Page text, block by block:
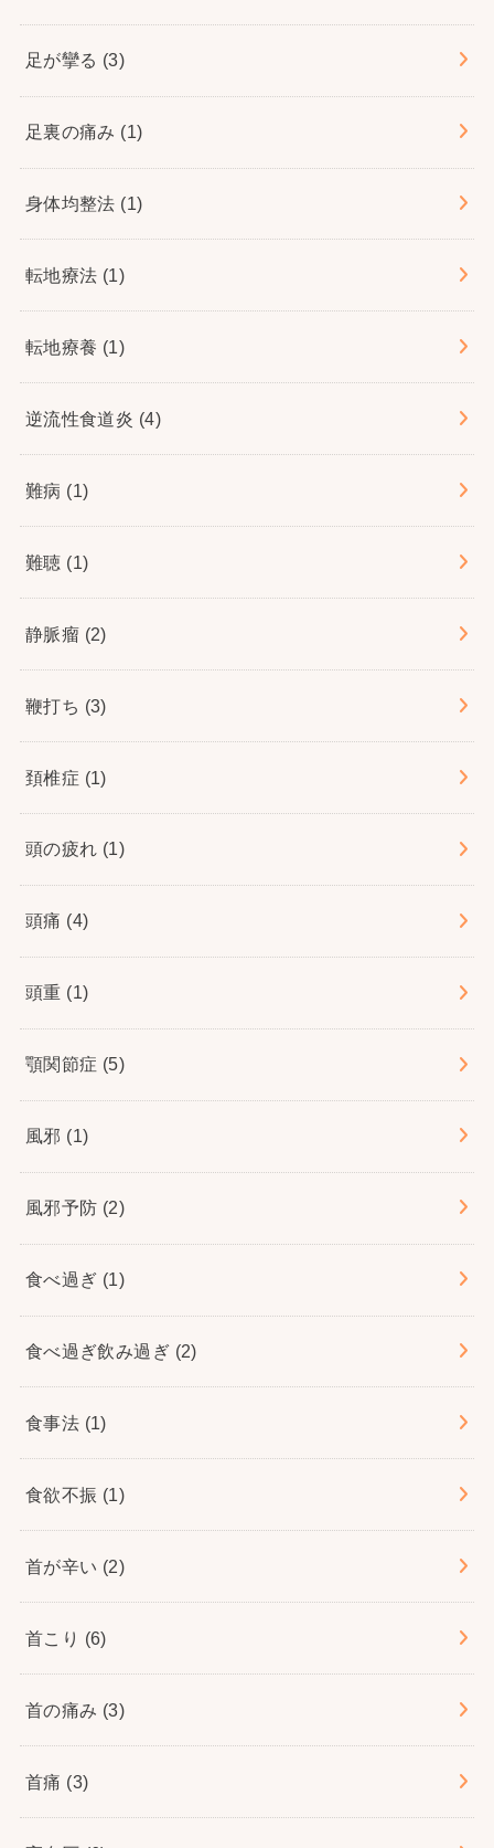
足が攣る (3)
足裏の痛み (1)
身体均整法 (1)
転地療法 (1)
転地療養 (1)
逆流性食道炎 (4)
難病 (1)
難聴 (1)
静脈瘤 (2)
鞭打ち (3)
頚椎症 (1)
頭の疲れ (1)
頭痛 (4)
頭重 (1)
顎関節症 (5)
風邪 (1)
風邪予防 (2)
食べ過ぎ (1)
食べ過ぎ飲み過ぎ (2)
食事法 (1)
食欲不振 (1)
首が辛い (2)
首こり (6)
首の痛み (3)
首痛 (3)